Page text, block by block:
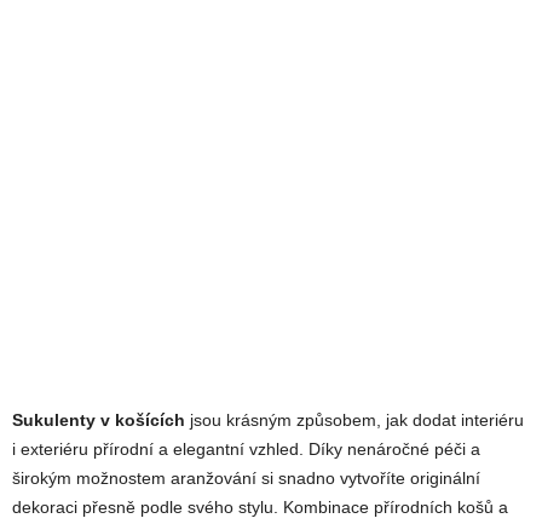
Sukulenty v košících jsou krásným způsobem, jak dodat interiéru
i exteriéru přírodní a elegantní vzhled. Díky nenáročné péči a
širokým možnostem aranžování si snadno vytvoříte originální
dekoraci přesně podle svého stylu. Kombinace přírodních košů a